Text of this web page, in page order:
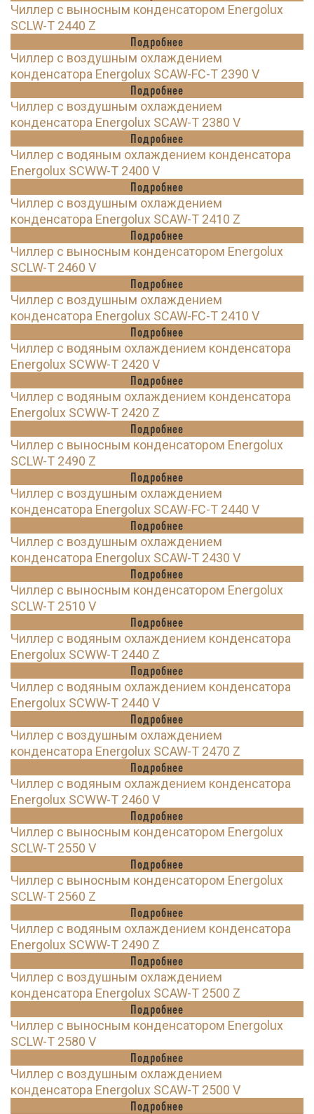
Чиллер с выносным конденсатором Energolux
SCLW-T 2440 Z
Подробнее
Чиллер с воздушным охлаждением
конденсатора Energolux SCAW-FC-T 2390 V
Подробнее
Чиллер с воздушным охлаждением
конденсатора Energolux SCAW-T 2380 V
Подробнее
Чиллер с водяным охлаждением конденсатора
Energolux SCWW-T 2400 V
Подробнее
Чиллер с воздушным охлаждением
конденсатора Energolux SCAW-T 2410 Z
Подробнее
Чиллер с выносным конденсатором Energolux
SCLW-T 2460 V
Подробнее
Чиллер с воздушным охлаждением
конденсатора Energolux SCAW-FC-T 2410 V
Подробнее
Чиллер с водяным охлаждением конденсатора
Energolux SCWW-T 2420 V
Подробнее
Чиллер с водяным охлаждением конденсатора
Energolux SCWW-T 2420 Z
Подробнее
Чиллер с выносным конденсатором Energolux
SCLW-T 2490 Z
Подробнее
Чиллер с воздушным охлаждением
конденсатора Energolux SCAW-FC-T 2440 V
Подробнее
Чиллер с воздушным охлаждением
конденсатора Energolux SCAW-T 2430 V
Подробнее
Чиллер с выносным конденсатором Energolux
SCLW-T 2510 V
Подробнее
Чиллер с водяным охлаждением конденсатора
Energolux SCWW-T 2440 Z
Подробнее
Чиллер с водяным охлаждением конденсатора
Energolux SCWW-T 2440 V
Подробнее
Чиллер с воздушным охлаждением
конденсатора Energolux SCAW-T 2470 Z
Подробнее
Чиллер с водяным охлаждением конденсатора
Energolux SCWW-T 2460 V
Подробнее
Чиллер с выносным конденсатором Energolux
SCLW-T 2550 V
Подробнее
Чиллер с выносным конденсатором Energolux
SCLW-T 2560 Z
Подробнее
Чиллер с водяным охлаждением конденсатора
Energolux SCWW-T 2490 Z
Подробнее
Чиллер с воздушным охлаждением
конденсатора Energolux SCAW-T 2500 Z
Подробнее
Чиллер с выносным конденсатором Energolux
SCLW-T 2580 V
Подробнее
Чиллер с воздушным охлаждением
конденсатора Energolux SCAW-T 2500 V
Подробнее